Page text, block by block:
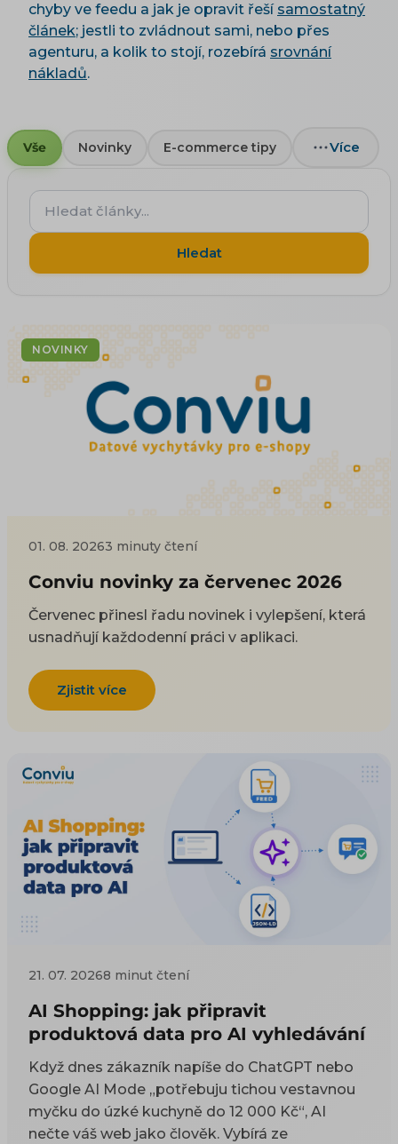
chyby ve feedu a jak je opravit řeší samostatný
článek; jestli to zvládnout sami, nebo přes
agenturu, a kolik to stojí, rozebírá srovnání
nákladů.
Vše Novinky E-commerce tipy Více
Hledat
články...
Hledat
NOVINKY
01. 08. 20263 minuty čtení
Conviu novinky za červenec 2026
Červenec přinesl řadu novinek i vylepšení, která
usnadňují každodenní práci v aplikaci.
Zjistit více
21. 07. 20268 minut čtení
AI Shopping: jak připravit
produktová data pro AI vyhledávání
Když dnes zákazník napíše do ChatGPT nebo
Google AI Mode „potřebuju tichou vestavnou
myčku do úzké kuchyně do 12 000 Kč“, AI
nečte váš web jako člověk. Vybírá ze